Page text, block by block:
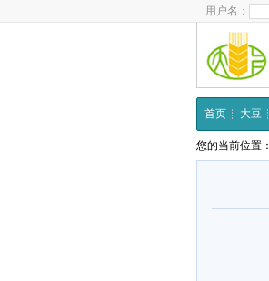
用户名：
首页 大豆
您的当前位置：